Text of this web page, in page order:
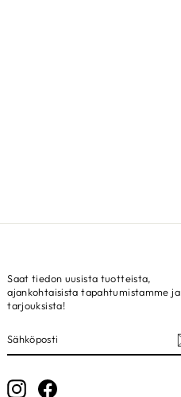
Saat tiedon uusista tuotteista,
ajankohtaisista tapahtumistamme ja
tarjouksista!
InstagramFacebook